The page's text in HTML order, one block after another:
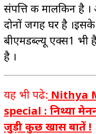
संपत्ति की मालकिन है
दोनों जगह घर है
बीएमडब्ल्यू एक्स1 भी
है ।
यह भी पढे: Nithya
special : निथ्या
जुड़ी कुछ खास बातें !